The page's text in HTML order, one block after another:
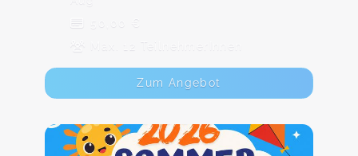
50,00 €
Max. 12 TeilnehmerInnen
Zum Angebot